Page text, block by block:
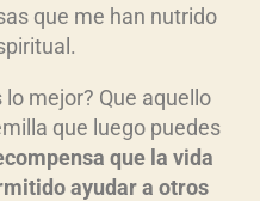
que me han nutrido
mejor? Que aquello
que luego puedes
que la vida
ayudar a otros